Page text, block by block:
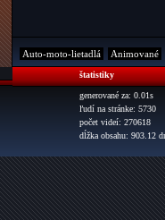
Auto-moto-lietadlá Animované
štatistiky
generované za: 0.01s
ľudí na stránke: 5730
počet videí: 270618
dĺžka obsahu: 903.12